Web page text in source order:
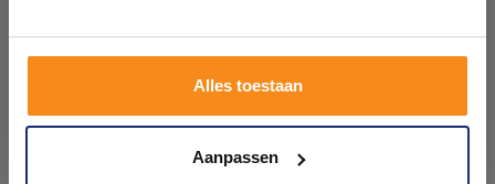
Alles toestaan
Aanpassen
Kom langs en ervaar zelf het verschil!